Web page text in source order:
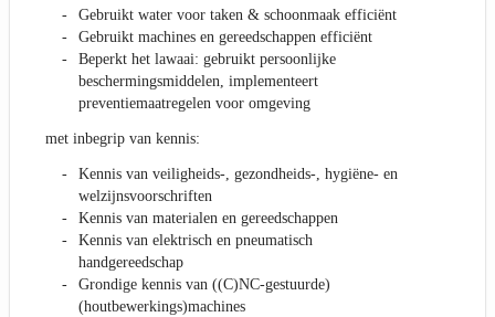
Gebruikt water voor taken & schoonmaak efficiënt
Gebruikt machines en gereedschappen efficiënt
Beperkt het lawaai: gebruikt persoonlijke
beschermingsmiddelen, implementeert
preventiemaatregelen voor omgeving
met inbegrip van kennis:
Kennis van veiligheids-, gezondheids-, hygiëne- en
welzijnsvoorschriften
Kennis van materialen en gereedschappen
Kennis van elektrisch en pneumatisch
handgereedschap
Grondige kennis van ((C)NC-gestuurde)
(houtbewerkings)machines